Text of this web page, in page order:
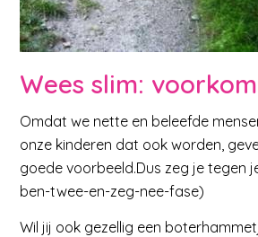
Wees slim:
Omdat we nette en beleefde
onze kinderen dat ook worden,
goede voorbeeld.Dus zeg je tegen
ben-twee-en-zeg-nee-fase)
Wil jij ook gezellig een